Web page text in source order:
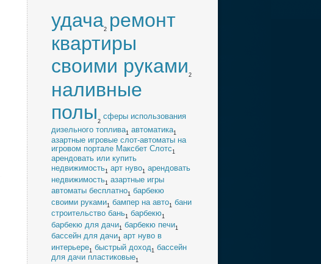
удача2 ремонт
квартиры
своими руками 2
наливные
полы 2
cферы использования
дизельного топлива1 автоматика1
азартные игровые слот-автоматы на
игровом портале Максбет Слотс 1
арендовать или купить
недвижимость1 арт нуво1 арендовать
недвижимость1 азартные игры
автоматы бесплатно1 барбекю
своими руками1 бампер на авто1 бани
строительство бань1 барбекю1
барбекю для дачи1 барбекю печи1
бассейн для дачи1 арт нуво в
интерьере1 быстрый доход1 бассейн
для дачи пластиковые1